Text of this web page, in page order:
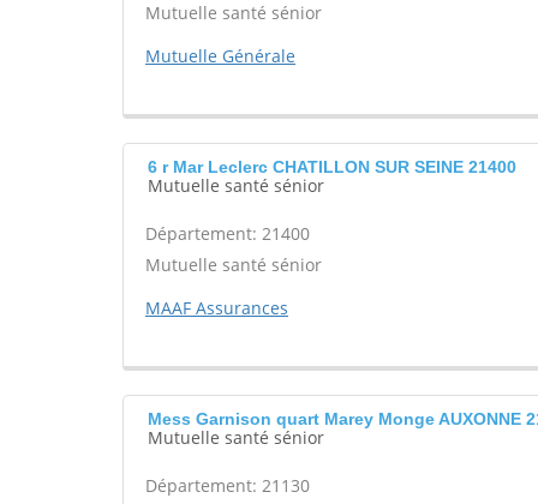
Mutuelle santé sénior
Mutuelle Générale
6 r Mar Leclerc CHATILLON SUR SEINE 21400
Mutuelle santé sénior
Département: 21400
Mutuelle santé sénior
MAAF Assurances
Mess Garnison quart Marey Monge AUXONNE
Mutuelle santé sénior
Département: 21130